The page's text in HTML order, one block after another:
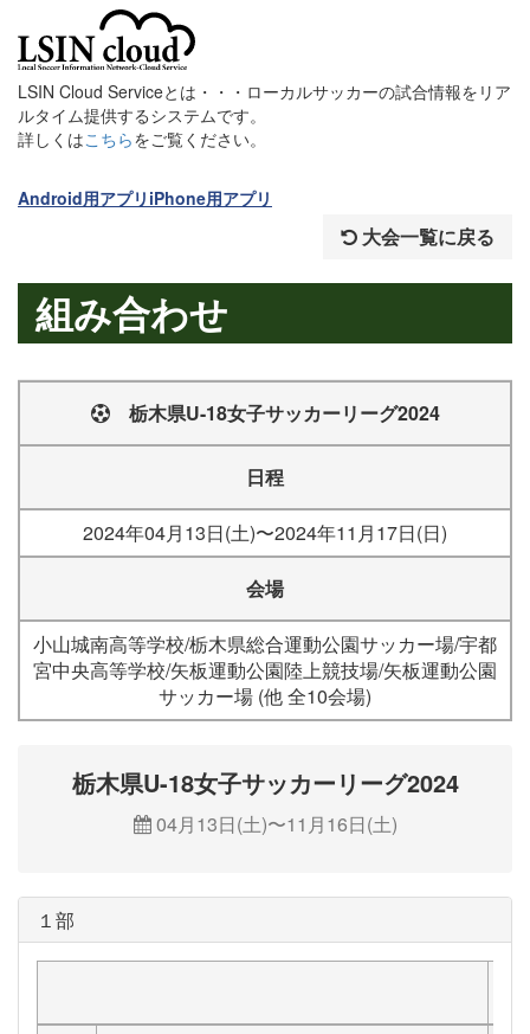
LSIN Cloud Serviceとは・・・ローカルサッカーの試合情報をリア
ルタイム提供するシステムです。
詳しくはこちらをご覧ください。
Android用アプリ iPhone用アプリ
大会一覧に戻る
組み合わせ
栃木県U-18女子サッカーリーグ2024
日程
2024年04月13日(土)〜2024年11月17日(日)
会場
小山城南高等学校/栃木県総合運動公園サッカー場/宇都
宮中央高等学校/矢板運動公園陸上競技場/矢板運動公園
サッカー場 (他 全10会場)
栃木県U-18女子サッカーリーグ2024
04月13日(土)〜11月16日(土)
１部